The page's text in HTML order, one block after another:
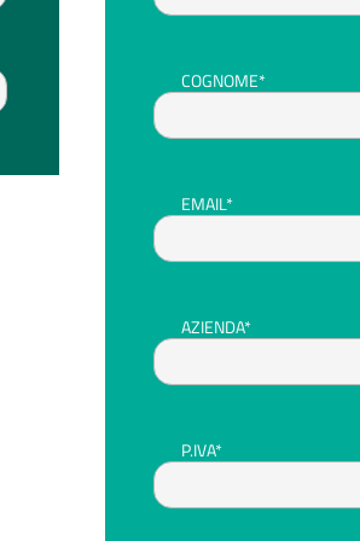
COGNOME*
EMAIL*
AZIENDA*
P.IVA*